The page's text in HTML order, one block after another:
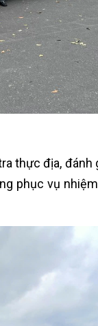
thực địa, đánh
phục vụ